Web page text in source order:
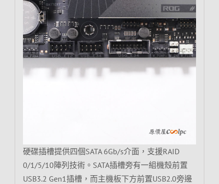
硬碟插槽提供四個SATA 6Gb/s介面，支援RAID
0/1/5/10陣列技術。SATA插槽旁有一組機殼前置
USB3.2 Gen1插槽，而主機板下方前置USB2.0旁邊